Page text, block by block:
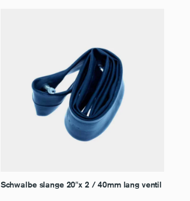
Schwalbe slange 20″x 2 / 40mm lang ventil